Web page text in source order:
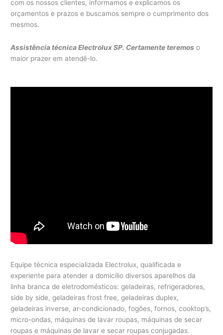
com os nossos clientes, informamos e explicamos os
orçamentos e prazos e buscamos sempre o cumprimento dos
mesmos.
Assistência técnica Electrolux SP. Certamente teremos o
maior prazer em atendê-lo.
Equipe técnica especializada Electrolux, qualificada e
experiente para atender a domicílio diversos aparelhos da
linha branca de eletrodomésticos: geladeiras, refrigeradores,
side by side, geladeiras frost free, geladeiras duplex,
geladeiras inverse, ar-condicionado, fogões, fornos, cooktop’s,
micro-ondas, máquinas de lavar roupas, máquinas de secar
roupas e máquinas de lavar e secar roupas conjugadas.